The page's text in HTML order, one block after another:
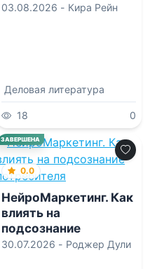
03.08.2026 - Кира Рейн
Деловая литература
18 0
ЗАВЕРШЕНА
0.0
НейроМаркетинг. Как
влиять на
подсознание
потребителя
30.07.2026 - Роджер Дули